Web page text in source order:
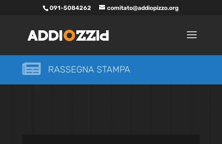
091-5084262 comitato@addiopizzo.org
 RASSEGNA STAMPA